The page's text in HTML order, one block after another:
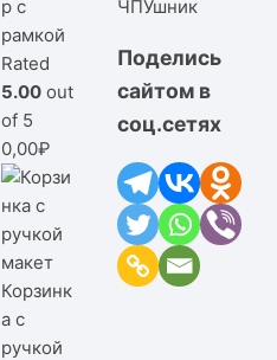
р с
рамкой
Rated
5.00 out
of 5
0,00₽
Корзинк
а с
ручкой
ЧПУшник
Поделись
сайтом в
соц.сетях